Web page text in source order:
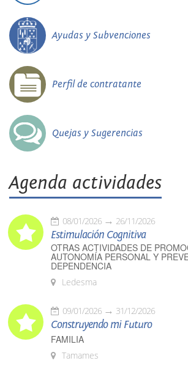
Ayudas y Subvenciones
Perfil de contratante
Quejas y Sugerencias
Agenda actividades
08/01/2026 26/11/2026
Estimulación Cognitiva
OTRAS ACTIVIDADES DE
AUTONOMÍA PERSONAL Y
DEPENDENCIA
Ledesma
09/01/2026 31/12/2026
Construyendo mi Futuro
FAMILIA
Tamames